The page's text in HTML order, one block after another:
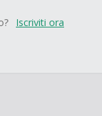
Iscriviti ora